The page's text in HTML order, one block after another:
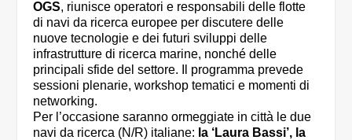
OGS, riunisce operatori e responsabili delle flotte
di navi da ricerca europee per discutere delle
nuove tecnologie e dei futuri sviluppi delle
infrastrutture di ricerca marine, nonché delle
principali sfide del settore. Il programma prevede
sessioni plenarie, workshop tematici e momenti di
networking.
Per l’occasione saranno ormeggiate in città le due
navi da ricerca (N/R) italiane: la ‘Laura Bassi’, la